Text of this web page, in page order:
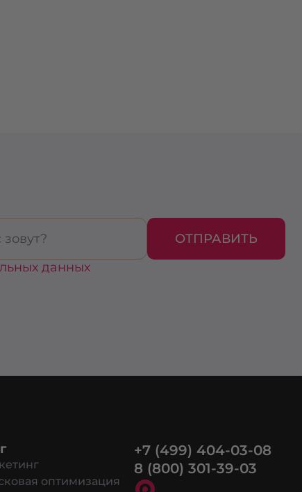
ОТПРАВИТЬ
данных
оптимизация
+7 (499) 404-03-08
8 (800) 301-39-03